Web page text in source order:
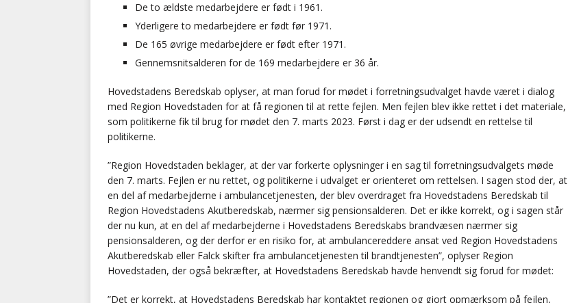
De to ældste medarbejdere er født i 1961.
Yderligere to medarbejdere er født før 1971.
De 165 øvrige medarbejdere er født efter 1971.
Gennemsnitsalderen for de 169 medarbejdere er 36 år.
Hovedstadens Beredskab oplyser, at man forud for mødet i forretningsudvalget havde været i dialog
med Region Hovedstaden for at få regionen til at rette fejlen. Men fejlen blev ikke rettet i det materiale,
som politikerne fik til brug for mødet den 7. marts 2023. Først i dag er der udsendt en rettelse til
politikerne.
”Region Hovedstaden beklager, at der var forkerte oplysninger i en sag til forretningsudvalgets møde
den 7. marts. Fejlen er nu rettet, og politikerne i udvalget er orienteret om rettelsen. I sagen stod der, at
en del af medarbejderne i ambulancetjenesten, der blev overdraget fra Hovedstadens Beredskab til
Region Hovedstadens Akutberedskab, nærmer sig pensionsalderen. Det er ikke korrekt, og i sagen står
der nu kun, at en del af medarbejderne i Hovedstadens Beredskabs brandvæsen nærmer sig
pensionsalderen, og der derfor er en risiko for, at ambulancereddere ansat ved Region Hovedstadens
Akutberedskab eller Falck skifter fra ambulancetjenesten til brandtjenesten”, oplyser Region
Hovedstaden, der også bekræfter, at Hovedstadens Beredskab havde henvendt sig forud for mødet:
”Det er korrekt, at Hovedstadens Beredskab har kontaktet regionen og gjort opmærksom på fejlen,